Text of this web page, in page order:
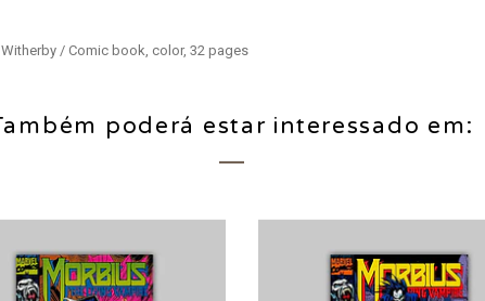
/ Comic book, color, 32 pages
poderá estar interessado em: